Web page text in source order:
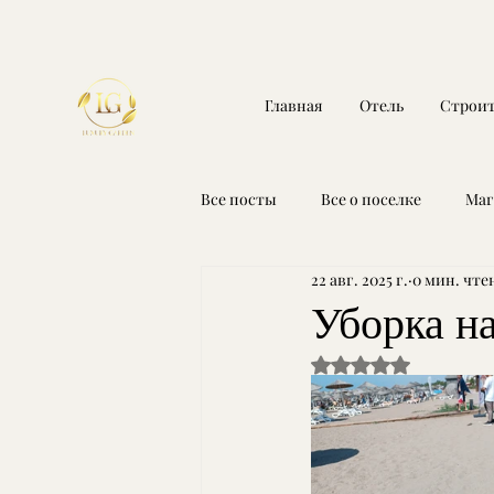
Главная Отель
Все посты Все о поселке
Спорт-бар С Днем России
Уборка
22 авг. 2025 г. 0 мин.
Оценка: не число